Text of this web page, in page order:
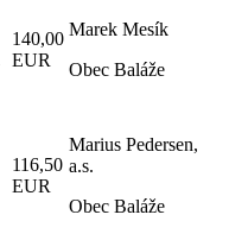
140,00
EUR
Marek Mesík
Obec Baláže
116,50
EUR
Marius Pedersen,
a.s.
Obec Baláže